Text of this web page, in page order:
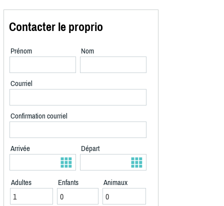
Contacter le proprio
Prénom Nom
Courriel
Confirmation courriel
Arrivée Départ
Adultes Enfants Animaux